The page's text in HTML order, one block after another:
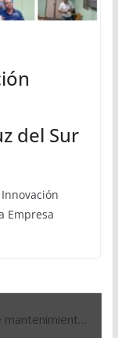
del Sur
Empresa